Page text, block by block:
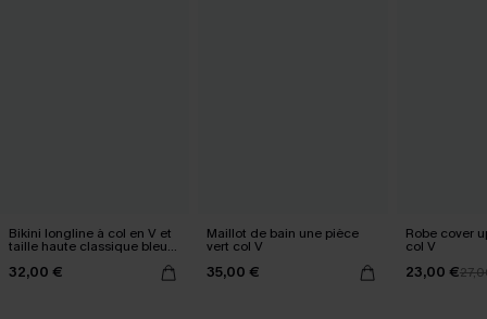
Bikini longline à col en V et
taille haute classique bleu
32,00 €
Maillot de bain une pièce
vert col V
35,00 €
Robe cover
col V
23,00 €